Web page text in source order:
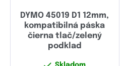
DYMO 45019 D1 12mm,
kompatibilná páska
čierna tlač/zelený
podklad